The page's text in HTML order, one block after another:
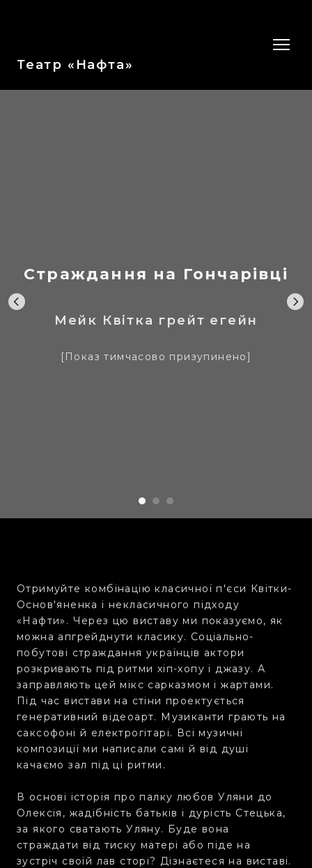
Театр «Нафта»
Страждання на Гончарівці
Мейк Квітка грейт егейн
[Показ тимчасово призупинено]
Отримуйте комбінацію класичної п'єси Квітки-
Основ'яненка і некласичного підходу
«Нафти». Через цю виставу ми показуємо, як
можна апгрейднути класику. Соціально-
побутові страждання українців актори
розкривають під ритми хіп-хопу і джазу. А
заправляють цей мікс сарказмом і жартами.
Під час вистави на стіни проектується
генеративний відеоарт. Музиканти грають на
саксофоні й електрогітарі. Всі музичні
композиції ми написали самі й від душі
качаємо зал під ці ритми.
В основі історія про палку любов Уляни до
Олексія, жадібність батьків і дурість Стецька,
за якого сватають Уляну. Буде вона
страждати від тиску матері або піде на
зустріч своїй лав сторі? Дізнаєтеся на виставі.